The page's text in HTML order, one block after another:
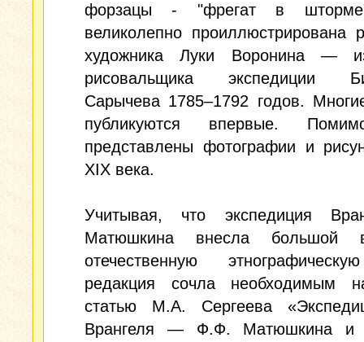
форзацы - "фрегат в
великолепно проиллюстрирована
художника Луки Воронина —
рисовальщика экспедиции
Сарычева 1785–1792 годов.
публикуются впервые.
представлены фотографии и
XIX века.
Учитывая, что экспедиция
Матюшкина внесла большой
отечественную
редакция сочла необходимым
статью М.А. Сергеева
Врангеля — Ф.Ф. Матюшкина и